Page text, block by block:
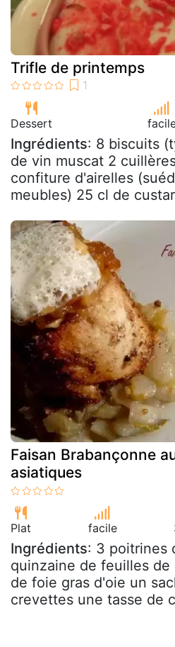
Trifle de printemps
Dessert
Ingrédients: 8 biscuits
de vin muscat 2
confiture d'airelles
meubles) 25 cl de
Faisan Brabançonne
asiatiques
Plat facile
Ingrédients: 3 poitrines
quinzaine de feuilles
de foie gras d'oie un
crevettes une tasse de